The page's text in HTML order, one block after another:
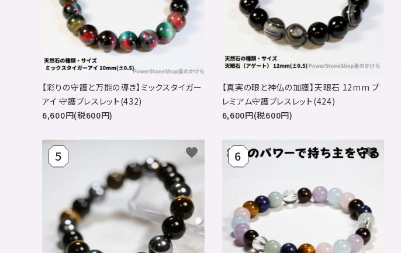
【彩りの守護と万能の導き】ミックスタイガー
アイ 守護ブレスレット(432)
6,600円(税600円)
【真実の眼と神仏の加護】天眼石 12mm プ
レミアム守護ブレスレット(424)
6,600円(税600円)
favorite favorite